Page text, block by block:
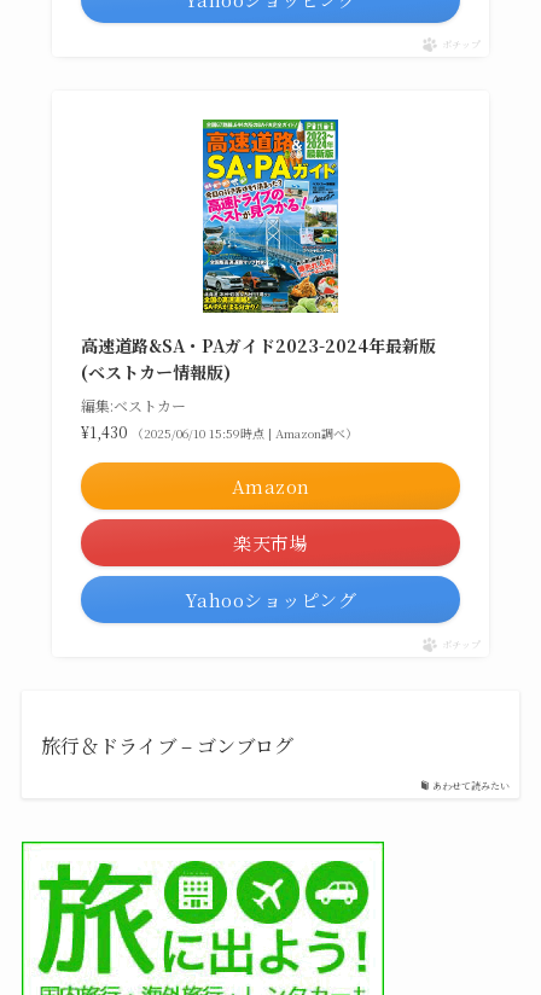
ポチップ
高速道路&SA・PAガイド2023-2024年最新版
(ベストカー情報版)
編集:ベストカー
¥1,430
（2025/06/10 15:59時点 | Amazon調べ）
Amazon
楽天市場
Yahooショッピング
ポチップ
あわせて読みたい
旅行＆ドライブ – ゴンブログ